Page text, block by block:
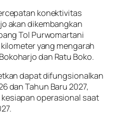
konektivitas
akan dikembangkan
Tol Purwomartani
yang mengarah
dan Ratu Boko.
dapat difungsionalkan
dan Tahun Baru 2027,
operasional saat